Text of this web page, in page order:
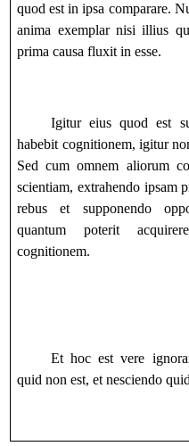
quod est in ipsa comparare.
anima exemplar nisi illius
prima causa fluxit in esse.
Igitur eius quod est
habebit cognitionem, igitur
Sed cum omnem aliorum
scientiam, extrahendo ipsam
rebus et supponendo
quantum poterit
cognitionem.
Et hoc est vere
quid non est, et nesciendo